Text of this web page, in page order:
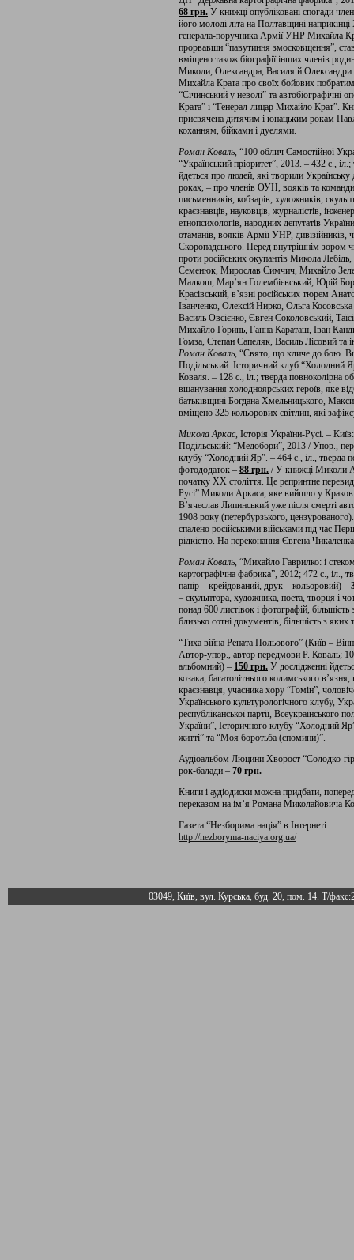
68 грн. У книжці опубліковані спогади
його молоді літа на Полтавщині
генерала-поручника Армії УНР Михайла
прорвавши “павутиння змосковщення”,
вміщено також біографії інших членів
Миколи, Олександра, Василя й Олександри
Михайла Крата про своїх бойових
“Січинський у неволі” та
Крата” і “Генерал-лицар Михайло Крат”.
присвячена дитячим і юнацьким рокам
коханням, бійками і дуелями.
Роман Коваль, “100 облич Самостійної
“Український пріоритет”, 2013. – 432 с.,
йдеться про людей, які творили
роках, – про членів ОУН, вояків та
письменників, кобзарів, художників,
краєзнавців, науковців, журналістів,
етнопсихологів, народних депутатів
отаманів, вояків Армії УНР, дивізійників,
Скоропадського. Перед внутрішнім зором
проти російських окупантів Микола
Семенюк, Мирослав Симчич, Михайло
Малкош, Мар’ян Голембієвський, Юрій
Красівський, в’язні російських тюрем
Іванченко, Олексій Нирко, Ольга
Василь Овсієнко, Євген Соколовський,
Михайло Горинь, Ганна Караташ, Іван
Гомза, Степан Сапеляк, Василь Лісовий та
Роман Коваль, “Свято, що кличе до бою.
Подільський: Історичний клуб “Холодний
Коваля. – 128 с., іл.; тверда повноколірна
вшанування холодноярських героїв, яке
батьківщині Богдана Хмельницького,
вміщено 325 кольорових світлин, які
Микола Аркас, Історія України-Русі. –
Подільський: “Медобори”, 2013 / Упор.,
клубу “Холодний Яр”. – 464 с., іл., тверда
фотододаток – 88 грн. / У книжці Миколи
початку ХХ століття. Це репринтне
Русі” Миколи Аркаса, яке вийшло у
В’ячеслав Липинський уже після смерті
1908 року (петербурзького,
спалено російськими військами під час
рідкістю. На переконання Євгена
Роман Коваль, “Михайло Гаврилко: і
картографічна фабрика”, 2012; 472 с., іл.,
папір – крейдований, друк – кольоровий) –
– скульптора, художника, поета, творця і
понад 600 листівок і фотографій,
близько сотні документів, більшість з
“Тиха війна Рената Польового” (Київ –
Автор-упор., автор передмови Р. Коваль;
альбомний) – 150 грн. У дослідженні
козака, багатолітнього колимського
краєзнавця, учасника хору “Гомін”,
Українського культурологічного клубу,
республіканської партії, Всеукраїнського
України”, Історичного клубу “Холодний
житті” та “Моя боротьба (спомини)”.
Аудіоальбом Люцини Хворост “Солодко-
рок-балади – 70 грн.
Книги і аудіодиски можна придбати,
переказом на ім’я Романа Миколайовича
Газета “Незборима нація” в Інтернеті
http://nezboryma-naciya.org.ua/
03049, Київ, вул. Курська, буд. 20, пом. 14. Т/